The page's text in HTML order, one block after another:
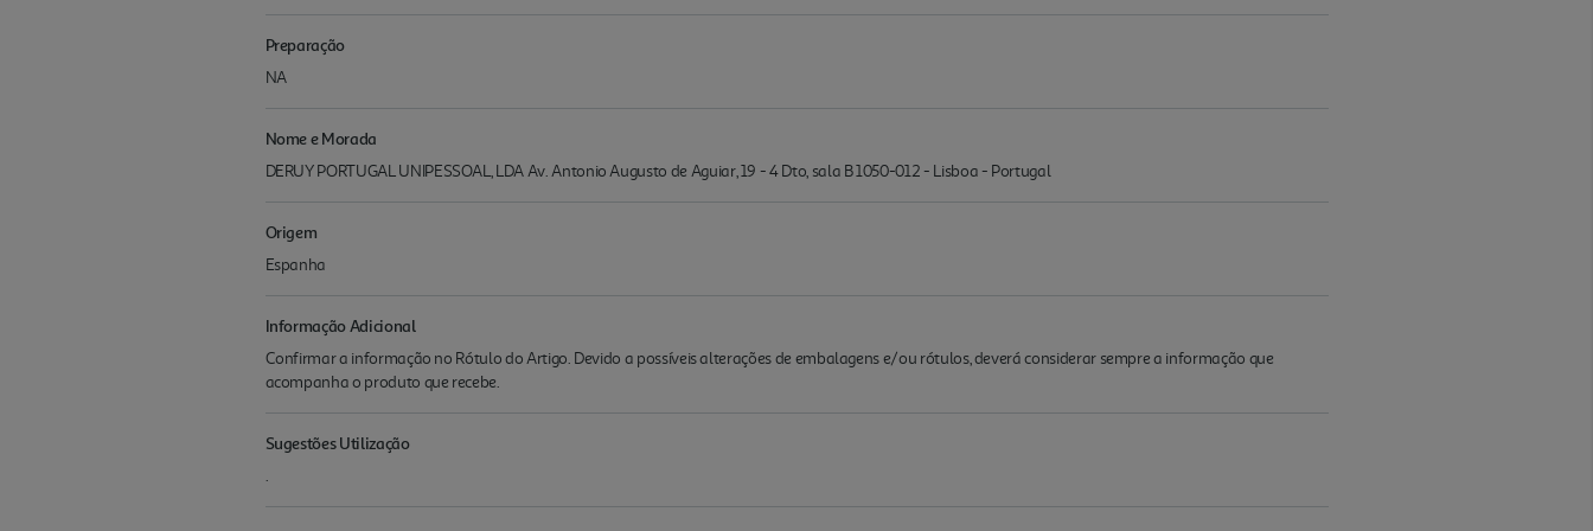
Preparação
NA
Nome e Morada
DERUY PORTUGAL UNIPESSOAL, LDA Av. Antonio Augusto de Aguiar, 19 - 4 Dto, sala B 1050-012 - Lisboa - Portugal
Origem
Espanha
Informação Adicional
Confirmar a informação no Rótulo do Artigo. Devido a possíveis alterações de embalagens e/ou rótulos, deverá considerar sempre a informação que
acompanha o produto que recebe.
Sugestões Utilização
.